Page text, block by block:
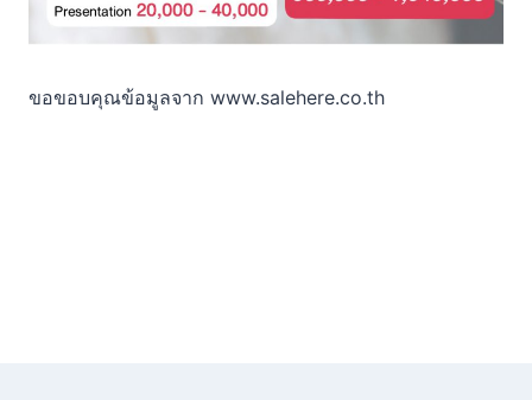
ขอขอบคุณข้อมูลจาก www.salehere.co.th